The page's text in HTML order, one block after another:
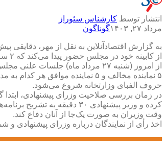
انتشار توسط کارشناس سئوراز
مرداد ۲۷, ۱۴۰۳
گوناگون
به گزارش اقتصادآنلاین به نقل از مهر،
از کابینه خود در مجلس حضور پیدا می‌کند که ۲ ساعت و ۳۰ دقیقه فرصت دارد؛ سپس مجلس وارد بررسی کلیات برنامه دولت و ترکیب هیأت وزیران می‌شود.
از امروز (شنبه ۲۷ مرداد ماه) جلسات علنی مجلس برای بررسی صلاحیت ۱۹ وزیر پیشنهادی در دو نوبت صبح و بعدازظهر شروع می‌شود و تا چهارشنبه (۳۱ مرداد ماه) ادامه دارد.
حروف الفبای وزارتخانه شروع می‌شود.
کرده و وزیر پیشنهادی ۳۰
وقت وزیران به صورت یک‌جا از آنان دفاع کند.
اخذ رأی از نمایندگان درباره وزرای پیشنهادی و شمارش آرا بعد از بررسی صلاحیت ۱۹ وزیر پیشنهادی و